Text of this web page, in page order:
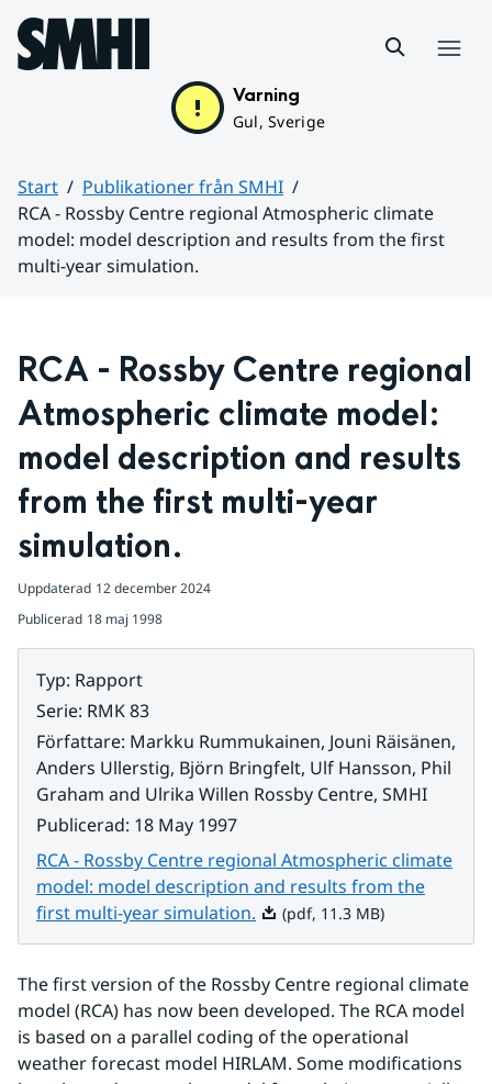
Hoppa till sidans innehåll
Varning
Gul, Sverige
Start
Publikationer från SMHI
RCA - Rossby Centre regional Atmospheric climate
model: model description and results from the first
multi-year simulation.
RCA - Rossby Centre regional
Atmospheric climate model:
model description and results
from the first multi-year
simulation.
Uppdaterad 12 december 2024
Publicerad 18 maj 1998
Typ: Rapport
Serie: RMK 83
Författare: Markku Rummukainen, Jouni Räisänen,
Anders Ullerstig, Björn Bringfelt, Ulf Hansson, Phil
Graham and Ulrika Willen Rossby Centre, SMHI
Publicerad: 18 May 1997
RCA - Rossby Centre regional Atmospheric climate
model: model description and results from the
first multi-year simulation. Pdf, 11.3 MB.
(pdf, 11.3 MB)
The first version of the Rossby Centre regional climate
model (RCA) has now been developed. The RCA model
is based on a parallel coding of the operational
weather forecast model HIRLAM. Some modifications